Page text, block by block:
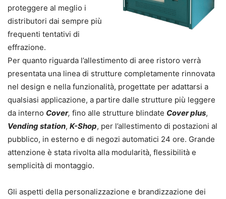
proteggere al meglio i
distributori dai sempre più
frequenti tentativi di
effrazione.
Per quanto riguarda l’allestimento di aree ristoro verrà
presentata una linea di strutture completamente rinnovata
nel design e nella funzionalità, progettate per adattarsi a
qualsiasi applicazione, a partire dalle strutture più leggere
da interno Cover, fino alle strutture blindate Cover plus,
Vending station, K-Shop, per l’allestimento di postazioni al
pubblico, in esterno e di negozi automatici 24 ore. Grande
attenzione è stata rivolta alla modularità, flessibilità e
semplicità di montaggio.
Gli aspetti della personalizzazione e brandizzazione dei